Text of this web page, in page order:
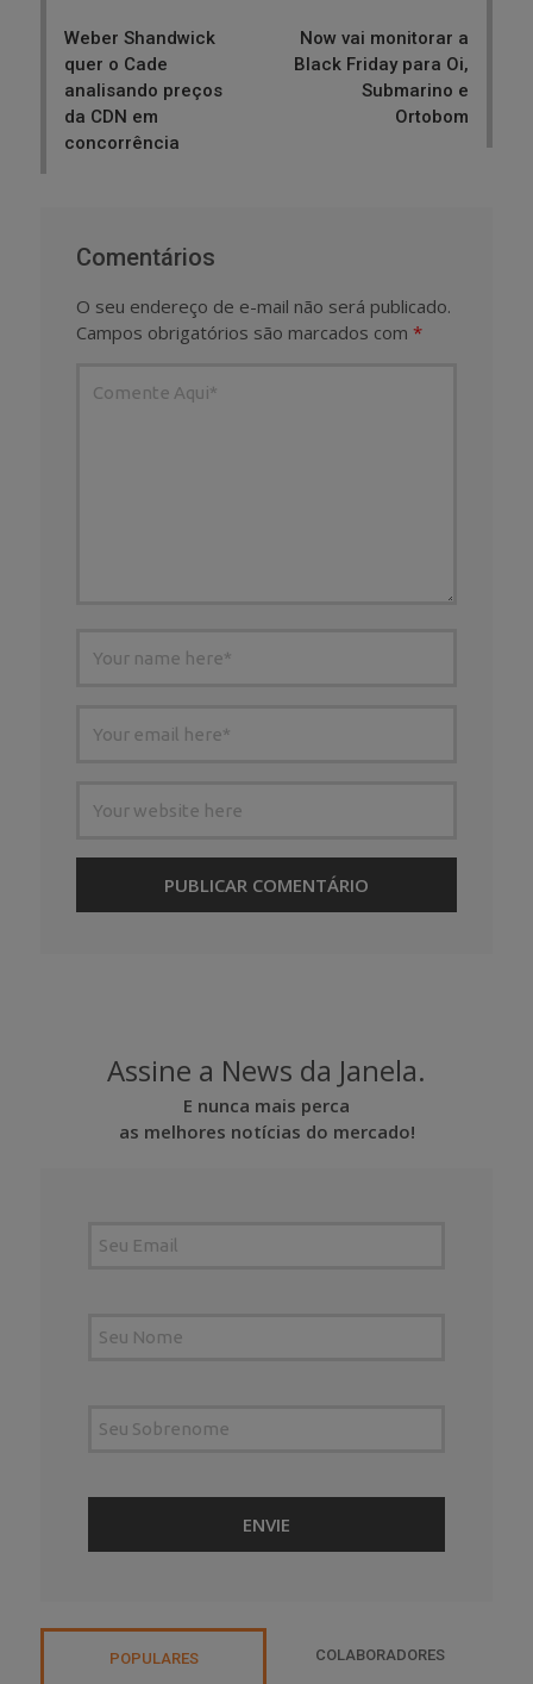
Weber Shandwick
quer o Cade
analisando preços
da CDN em
concorrência
Now vai monitorar a
Black Friday para Oi,
Submarino e
Ortobom
Comentários
O seu endereço de e-mail não será publicado.
Campos obrigatórios são marcados com *
Assine a News da Janela.
E nunca mais perca
as melhores notícias do mercado!
POPULARES COLABORADORES